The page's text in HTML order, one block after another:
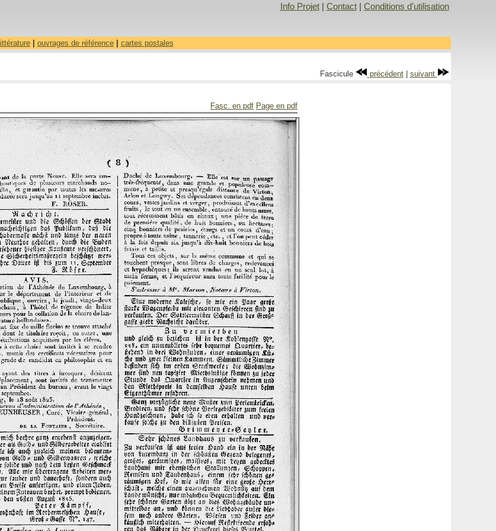
Info Projet| Contact| Conditions d'utilisation
littérature| ouvrages de référence| cartes postales
Fascicule précédent| suivant
Fasc. en pdf Page en pdf